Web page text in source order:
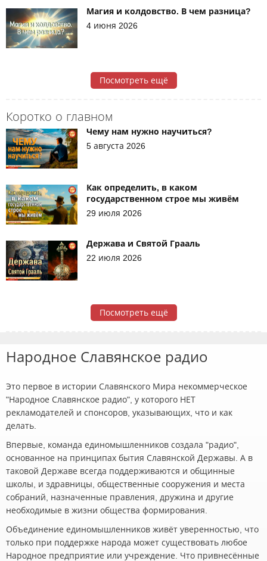
Коротко о главном
Чему нам нужно научиться?
5 августа 2026
Как определить, в каком
государственном строе мы живём
29 июля 2026
Держава и Святой Грааль
22 июля 2026
Посмотреть ещё
Магия и колдовство. В чем разница?
4 июня 2026
Посмотреть ещё
Народное Славянское радио
Это первое в истории Славянского Мира некоммерческое
"Народное Славянское радио", у которого НЕТ
рекламодателей и спонсоров, указывающих, что и как
делать.
Впервые, команда единомышленников создала "радио",
основанное на принципах бытия Славянской Державы. А в
таковой Державе всегда поддерживаются и общинные
школы, и здравницы, общественные сооружения и места
собраний, назначенные правления, дружина и другие
необходимые в жизни общества формирования.
Объединение единомышленников живёт уверенностью, что
только при поддержке народа может существовать любое
Народное предприятие или учреждение. Что привнесённые